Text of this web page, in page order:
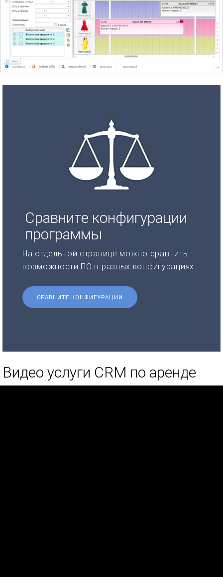
Сравните конфигурации
программы
На отдельной странице можно сравнить
возможности ПО в разных конфигурациях.
СРАВНИТЕ КОНФИГУРАЦИИ
Видео услуги CRM по аренде